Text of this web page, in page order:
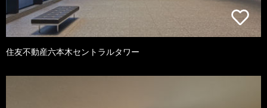
住友不動産六本木セントラルタワー